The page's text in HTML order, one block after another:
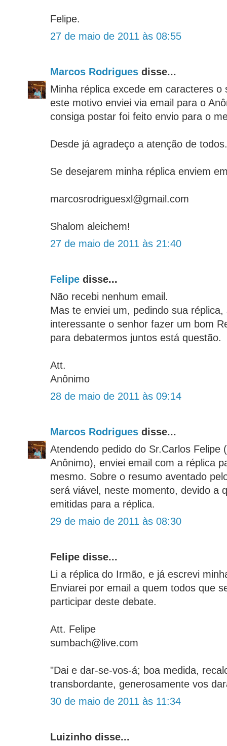
Felipe.
27 de maio de 2011 às 08:55
Marcos Rodrigues disse...
Minha réplica excede em caracteres o
este motivo enviei via email para o
consiga postar foi feito envio para o
Desde já agradeço a atenção de todos.
Se desejarem minha réplica enviem
marcosrodriguesxl@gmail.com
Shalom aleichem!
27 de maio de 2011 às 21:40
Felipe disse...
Não recebi nenhum email.
Mas te enviei um, pedindo sua
interessante o senhor fazer um bom
para debatermos juntos está questão.
Att.
Anônimo
28 de maio de 2011 às 09:14
Marcos Rodrigues disse...
Atendendo pedido do Sr.Carlos Felipe
Anônimo), enviei email com a réplica
mesmo. Sobre o resumo aventado
será viável, neste momento, devido a
emitidas para a réplica.
29 de maio de 2011 às 08:30
Felipe disse...
Li a réplica do Irmão, e já escrevi
Enviarei por email a quem todos que
participar deste debate.
Att. Felipe
sumbach@live.com
"Dai e dar-se-vos-á; boa medida,
transbordante, generosamente vos
30 de maio de 2011 às 11:34
Luizinho disse...